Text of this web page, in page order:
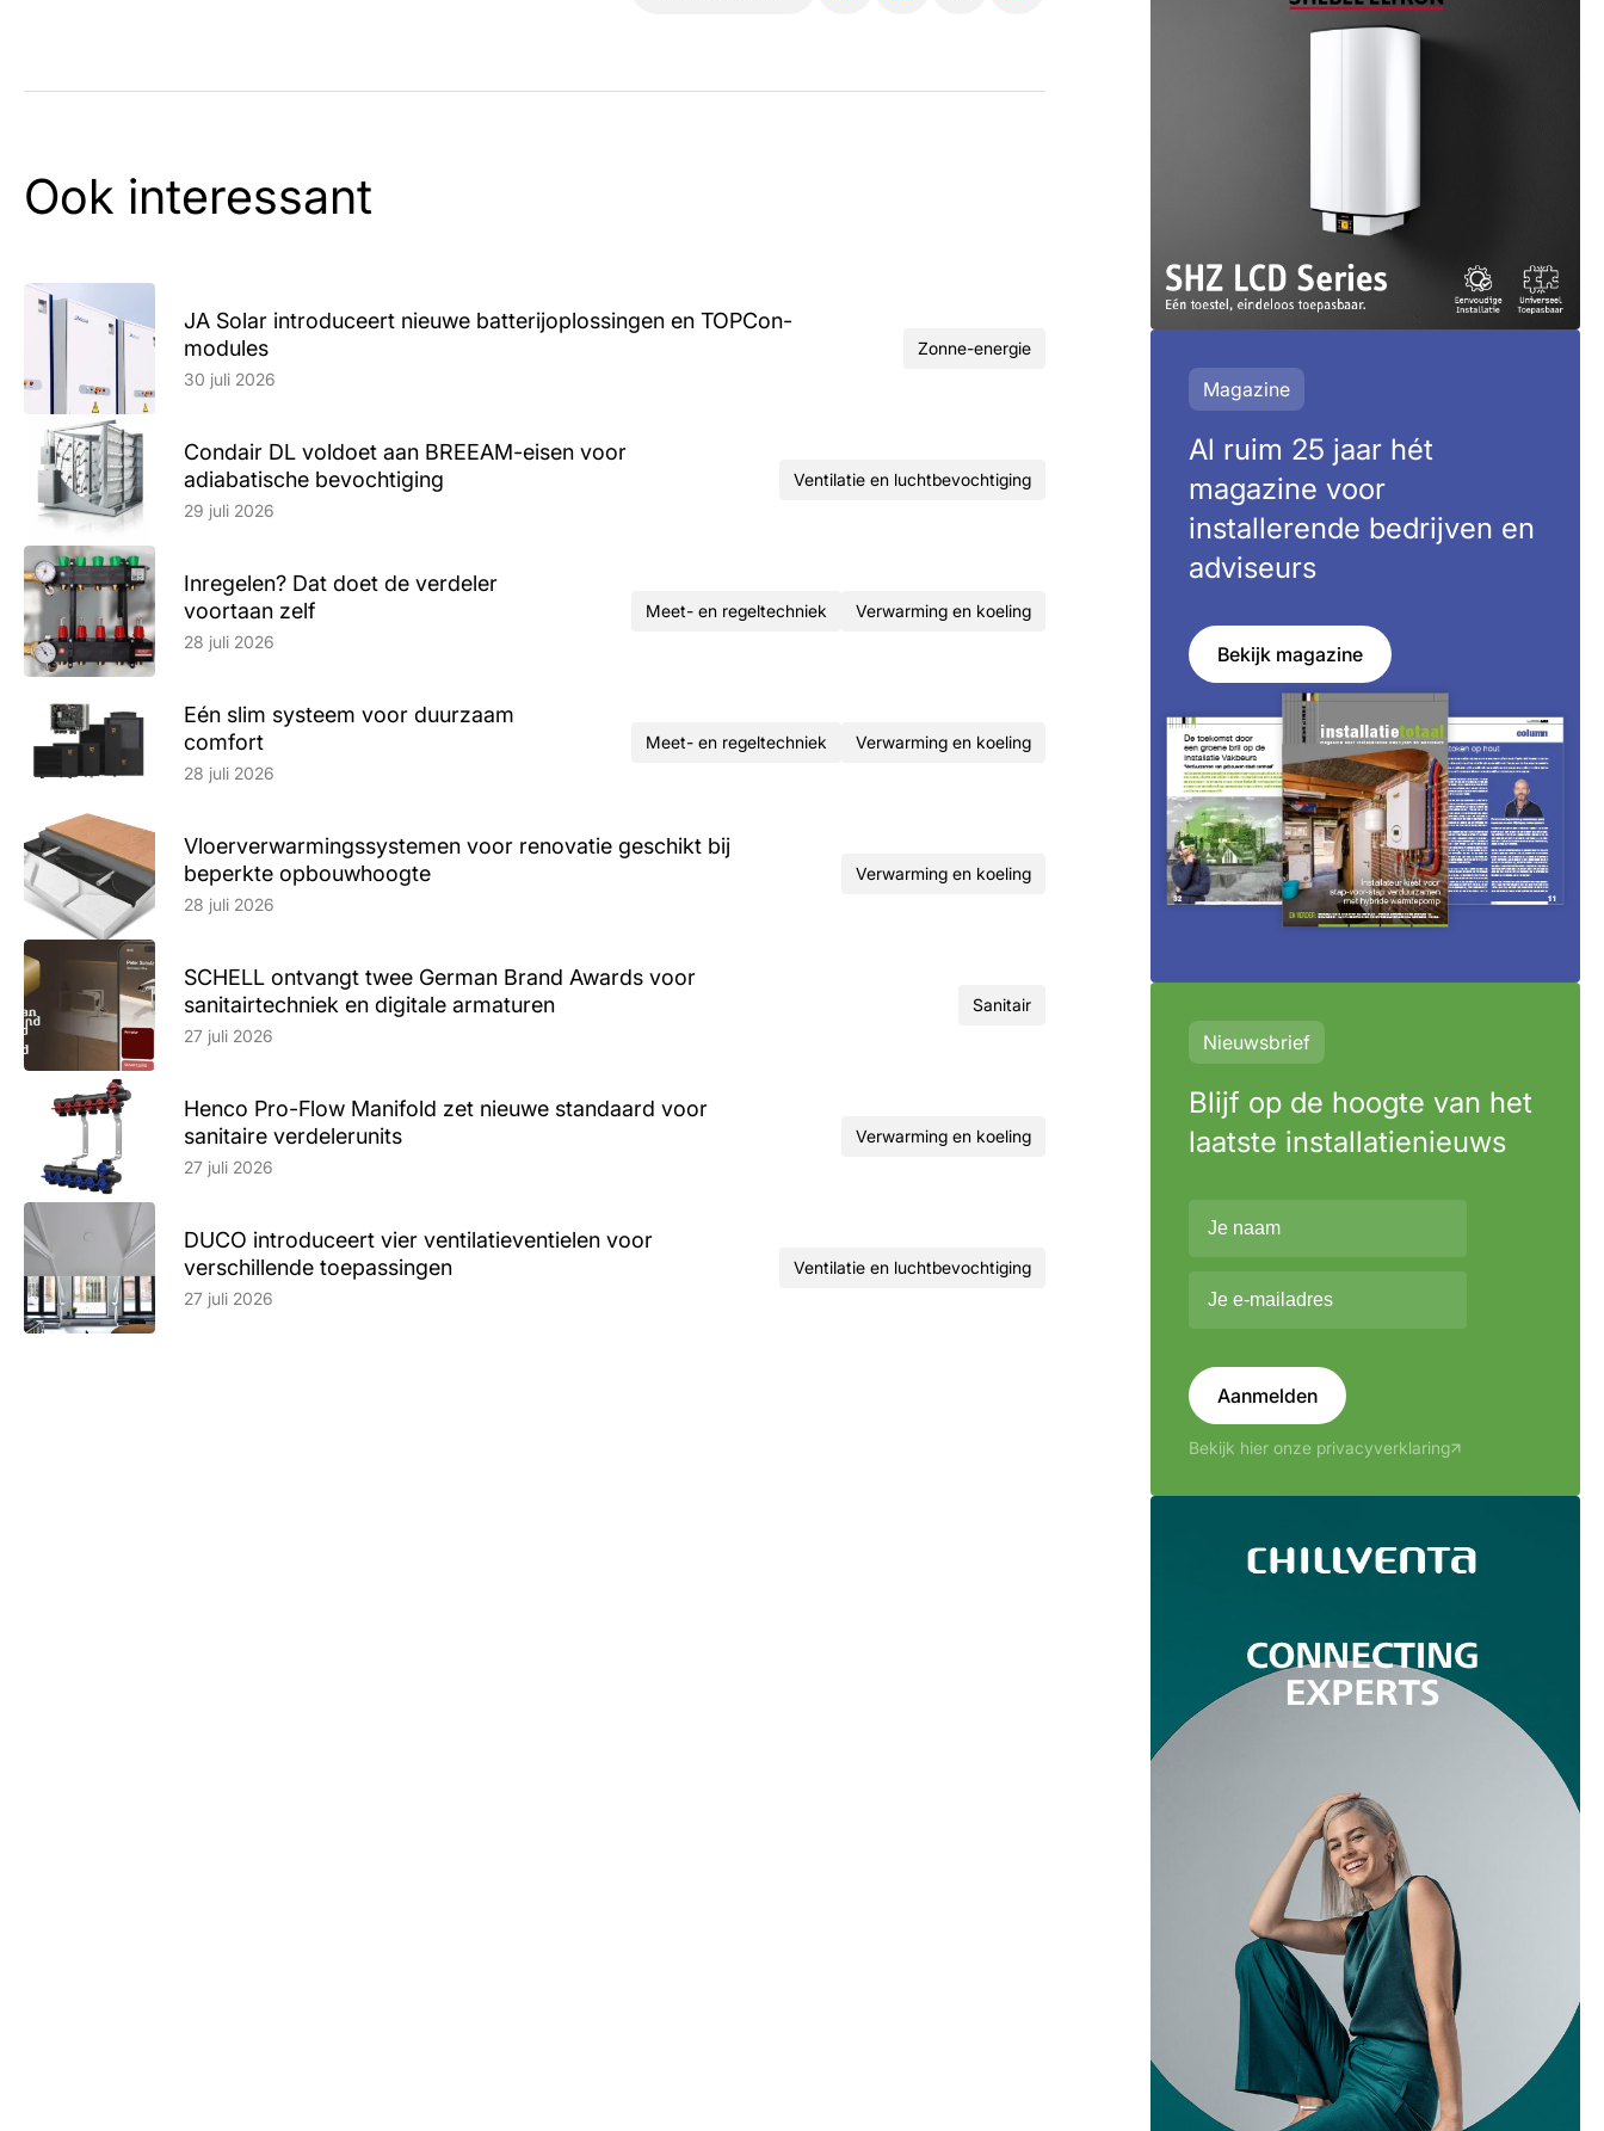
Ook interessant
JA Solar introduceert nieuwe batterijoplossingen en TOPCon-
modules
Lees artikel
30 juli 2026
Zonne-energie
Condair DL voldoet aan BREEAM-eisen voor
adiabatische bevochtiging
Lees artikel
29 juli 2026
Ventilatie en luchtbevochtiging
Inregelen? Dat doet de verdeler
voortaan zelf
Lees artikel
28 juli 2026
Meet- en regeltechniek Verwarming en koeling
Eén slim systeem voor duurzaam
comfort
Lees artikel
28 juli 2026
Meet- en regeltechniek Verwarming en koeling
Vloerverwarmingssystemen voor renovatie geschikt bij
beperkte opbouwhoogte
Lees artikel
28 juli 2026
Verwarming en koeling
SCHELL ontvangt twee German Brand Awards voor
sanitairtechniek en digitale armaturen
Lees artikel
27 juli 2026
Sanitair
Henco Pro-Flow Manifold zet nieuwe standaard voor
sanitaire verdelerunits
Lees artikel
27 juli 2026
Verwarming en koeling
DUCO introduceert vier ventilatieventielen voor
verschillende toepassingen
Lees artikel
27 juli 2026
Ventilatie en luchtbevochtiging
Magazine
Al ruim 25 jaar hét
magazine voor
installerende bedrijven en
adviseurs
Bekijk magazine
Nieuwsbrief
Blijf op de hoogte van het
laatste installatienieuws
Aanmelden
Bekijk hier onze privacyverklaring